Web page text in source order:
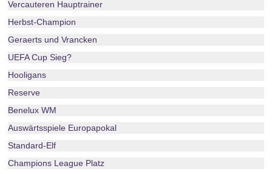
Vercauteren Hauptrainer
Herbst-Champion
Geraerts und Vrancken
UEFA Cup Sieg?
Hooligans
Reserve
Benelux WM
Auswärtsspiele Europapokal
Standard-Elf
Champions League Platz